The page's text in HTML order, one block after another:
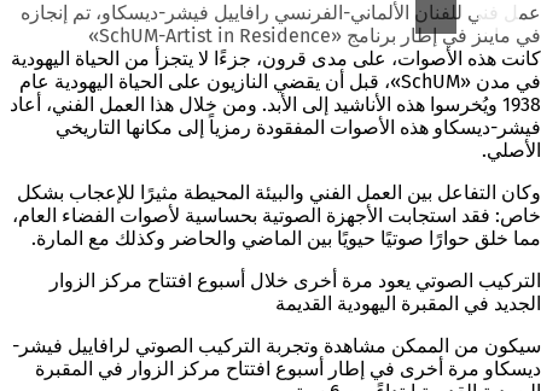
عمل فني للفنان الألماني-الفرنسي رافاييل فيشر-ديسكاو، تم إنجازه
في ماينز في إطار برنامج «SchUM-Artist in Residence»
كانت هذه الأصوات، على مدى قرون، جزءًا لا يتجزأ من الحياة اليهودية
في مدن «SchUM»، قبل أن يقضي النازيون على الحياة اليهودية عام
1938 ويُخرسوا هذه الأناشيد إلى الأبد. ومن خلال هذا العمل الفني، أعاد
فيشر-ديسكاو هذه الأصوات المفقودة رمزياً إلى مكانها التاريخي
الأصلي.
وكان التفاعل بين العمل الفني والبيئة المحيطة مثيرًا للإعجاب بشكل
خاص: فقد استجابت الأجهزة الصوتية بحساسية لأصوات الفضاء العام،
مما خلق حوارًا صوتيًا حيويًا بين الماضي والحاضر وكذلك مع المارة.
التركيب الصوتي يعود مرة أخرى خلال أسبوع افتتاح مركز الزوار
الجديد في المقبرة اليهودية القديمة
سيكون من الممكن مشاهدة وتجربة التركيب الصوتي لرافاييل فيشر-
ديسكاو مرة أخرى في إطار أسبوع افتتاح مركز الزوار في المقبرة